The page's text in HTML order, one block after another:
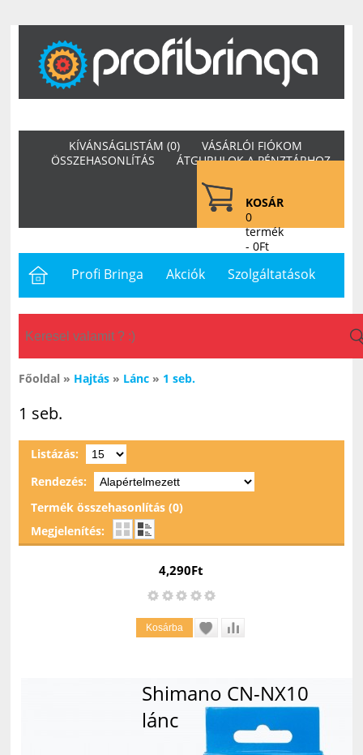
KOSÁR
0
termék
- 0Ft
KÍVÁNSÁGLISTÁM (0)
VÁSÁRLÓI FIÓKOM
ÖSSZEHASONLÍTÁS
ÁTGURULOK A PÉNZTÁRHOZ
Profi Bringa Akciók Szolgáltatások
Letöltések Hasznos Hírek
Főoldal » Hajtás » Lánc » 1 seb.
1 seb.
Listázás:
Rendezés:
Termék összehasonlítás (0)
Megjelenítés:
4,290Ft
Shimano CN-NX10
lánc